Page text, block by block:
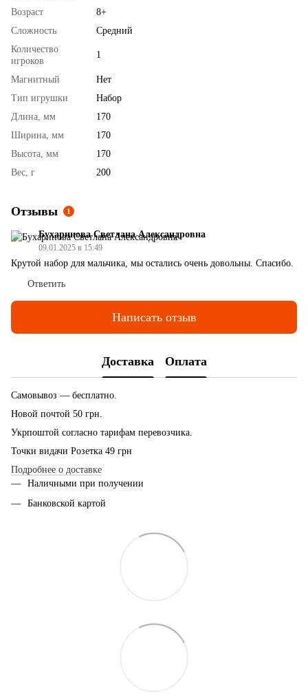
Возраст
8+
Сложность
Средний
Количество
игроков
1
Магнитный
Нет
Тип игрушки
Набор
Длина, мм
170
Ширина, мм
170
Высота, мм
170
Вес, г
200
Отзывы 1
Бухаринова Светлана Александровна
09.01.2025 в 15:49
Крутой набор для мальчика, мы остались очень довольны. Спасибо.
Ответить
Написать отзыв
Доставка Оплата
Самовывоз — бесплатно.
Новой почтой 50 грн.
Укрпоштой согласно тарифам перевозчика.
Точки видачи Розетка 49 грн
Подробнее о доставке
Наличными при получении
Банковской картой